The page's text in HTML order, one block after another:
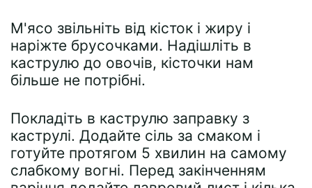
М'ясо звільніть від кісток і жиру і
наріжте брусочками. Надішліть в
каструлю до овочів, кісточки нам
більше не потрібні.
Покладіть в каструлю заправку з
каструлі. Додайте сіль за смаком і
готуйте протягом 5 хвилин на самому
слабкому вогні. Перед закінченням